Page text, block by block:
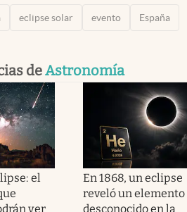
eclipse solar evento España
deAstronomía
el
ver
En 1868, un eclipse
reveló un elemento
desconocido en la